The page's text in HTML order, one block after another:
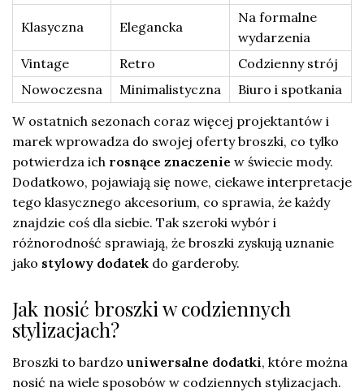
Klasyczna Elegancka
Na formalne
wydarzenia
Vintage
Retro
Codzienny strój
Nowoczesna
Minimalistyczna
Biuro i spotkania
W ostatnich sezonach coraz więcej projektantów i
marek wprowadza do swojej oferty broszki, co tylko
potwierdza ich rosnące znaczenie w świecie mody.
Dodatkowo, pojawiają się nowe, ciekawe interpretacje
tego klasycznego akcesorium, co sprawia, że każdy
znajdzie coś dla siebie. Tak szeroki wybór i
różnorodność sprawiają, że broszki zyskują uznanie
jako stylowy dodatek do garderoby.
Jak nosić broszki w codziennych
stylizacjach?
Broszki to bardzo uniwersalne dodatki, które można
nosić na wiele sposobów w codziennych stylizacjach.